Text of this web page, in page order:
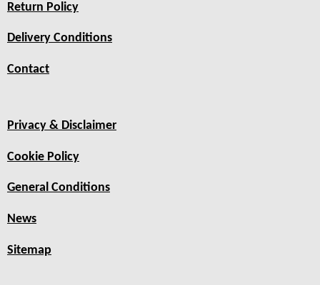
Return Policy
Delivery Conditions
Contact
Privacy & Disclaimer
Cookie Policy
General Conditions
News
Sitemap